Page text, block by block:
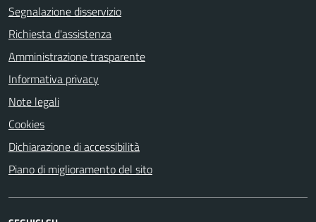
Segnalazione disservizio
Richiesta d'assistenza
Amministrazione trasparente
Informativa privacy
Note legali
Cookies
Dichiarazione di accessibilità
Piano di miglioramento del sito